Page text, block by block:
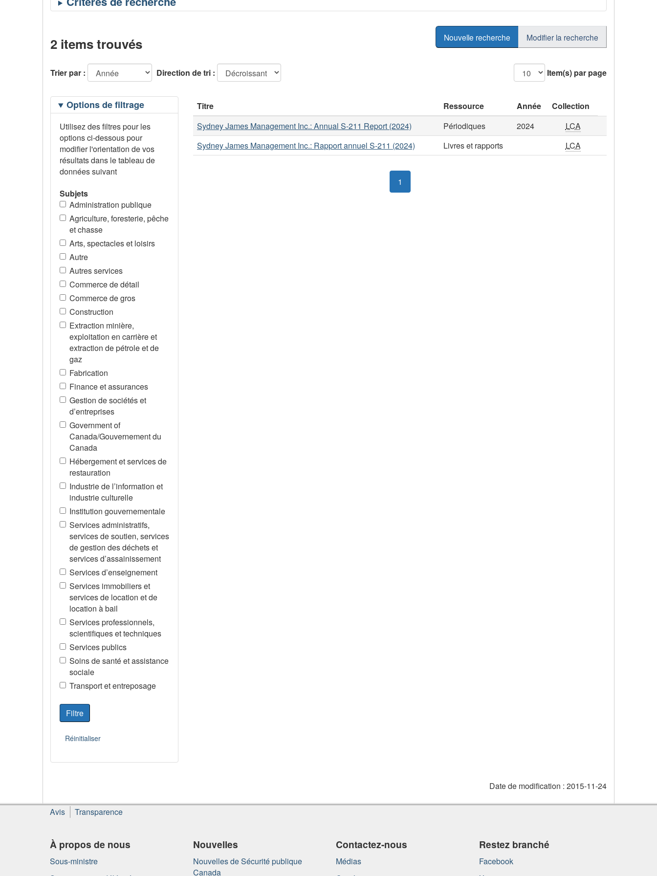
2 items trouvés Nouvelle recherche Modifier la recherche
Trier par : Direction de tri : Item(s) par page
Filtrage
desOptions de filtrage
Utilisez des filtres pour les
options ci-dessous pour
modifier l'orientation de vos
résultats dans le tableau de
données suivant
Subjets
Administration publique
Agriculture, foresterie, pêche
et chasse
Arts, spectacles et loisirs
Autre
Autres services
Commerce de détail
Commerce de gros
Construction
Extraction minière,
exploitation en carrière et
extraction de pétrole et de
gaz
Fabrication
Finance et assurances
Gestion de sociétés et
d’entreprises
Government of
Canada/Gouvernement du
Canada
Hébergement et services de
restauration
Industrie de l’information et
industrie culturelle
Institution gouvernementale
Services administratifs,
services de soutien, services
de gestion des déchets et
services d’assainissement
Services d’enseignement
Services immobiliers et
services de location et de
location à bail
Services professionnels,
scientifiques et techniques
Services publics
Soins de santé et assistance
sociale
Transport et entreposage
Titre Ressource Année
Collection
Sydney James Management Inc.: Annual S-211 Report (2024)
Périodiques 2024
LCA
Sydney James Management Inc.: Rapport annuel S-211 (2024)
Livres et rapports LCA
1
Date de modification : 2015-11-24
À
propos
ce
site
Avis Transparence
À propos de nous
Sous-ministre
Nouvelles
Nouvelles de Sécurité publique
Canada
Contactez-nous
Médias
Restez branché
Facebook